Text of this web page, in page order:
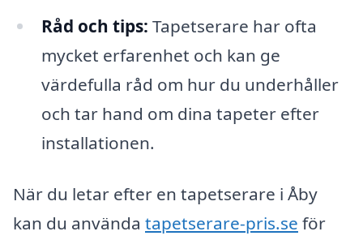
Råd och tips: Tapetserare har ofta
mycket erfarenhet och kan ge
värdefulla råd om hur du underhåller
och tar hand om dina tapeter efter
installationen.
När du letar efter en tapetserare i Åby
kan du använda tapetserare-pris.se för